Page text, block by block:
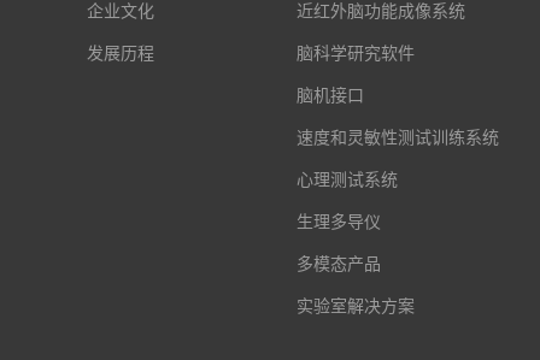
企业文化
发展历程
近红外脑功能成像系统
脑科学研究软件
脑机接口
速度和灵敏性测试训练系统
心理测试系统
生理多导仪
多模态产品
实验室解决方案